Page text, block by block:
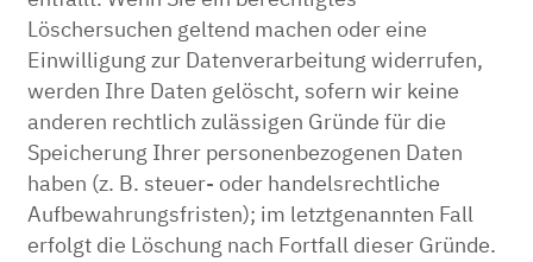
Löschersuchen geltend machen oder eine
Einwilligung zur Datenverarbeitung widerrufen,
werden Ihre Daten gelöscht, sofern wir keine
anderen rechtlich zulässigen Gründe für die
Speicherung Ihrer personenbezogenen Daten
haben (z. B. steuer- oder handelsrechtliche
Aufbewahrungsfristen); im letztgenannten Fall
erfolgt die Löschung nach Fortfall dieser Gründe.